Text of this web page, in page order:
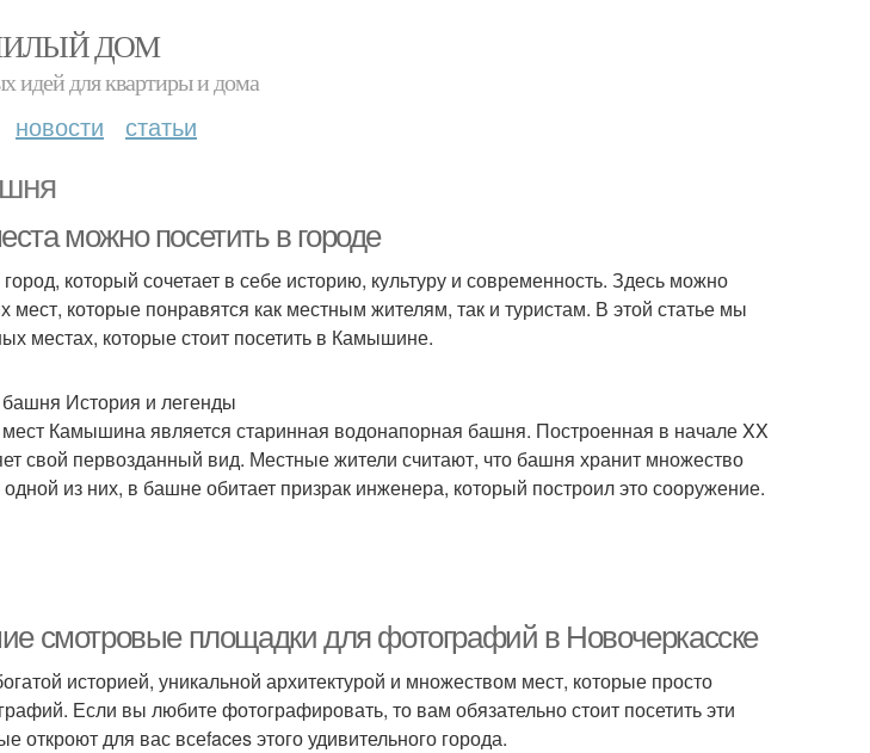
ДОМ
идей для квартиры и дома
новости статьи
можно посетить в городе
который сочетает в себе историю, культуру и современность. Здесь можно
мест, которые понравятся как местным жителям, так и туристам. В этой статье мы
местах, которые стоит посетить в Камышине.
История и легенды
Камышина является старинная водонапорная башня. Построенная в начале XX
свой первозданный вид. Местные жители считают, что башня хранит множество
из них, в башне обитает призрак инженера, который построил это сооружение.
смотровые площадки для фотографий в Новочеркасске
историей, уникальной архитектурой и множеством мест, которые просто
Если вы любите фотографировать, то вам обязательно стоит посетить эти
откроют для вас всеfaces этого удивительного города.